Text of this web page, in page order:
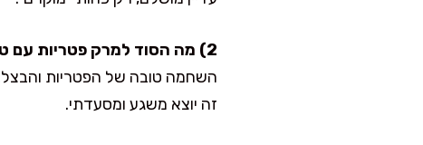
2) מה הסוד למרק פטריות עם טעם עמוק?
השחמה טובה של הפטריות
זה יוצא משגע ומסעדתי.